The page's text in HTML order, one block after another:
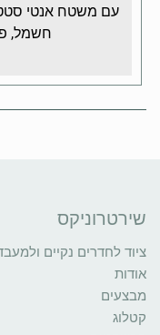
עם משטח אנטי סטטי
חשמל,
שירטרוניקס
ציוד לחדרים נקיים
אודות
מבצעים
קטלוג